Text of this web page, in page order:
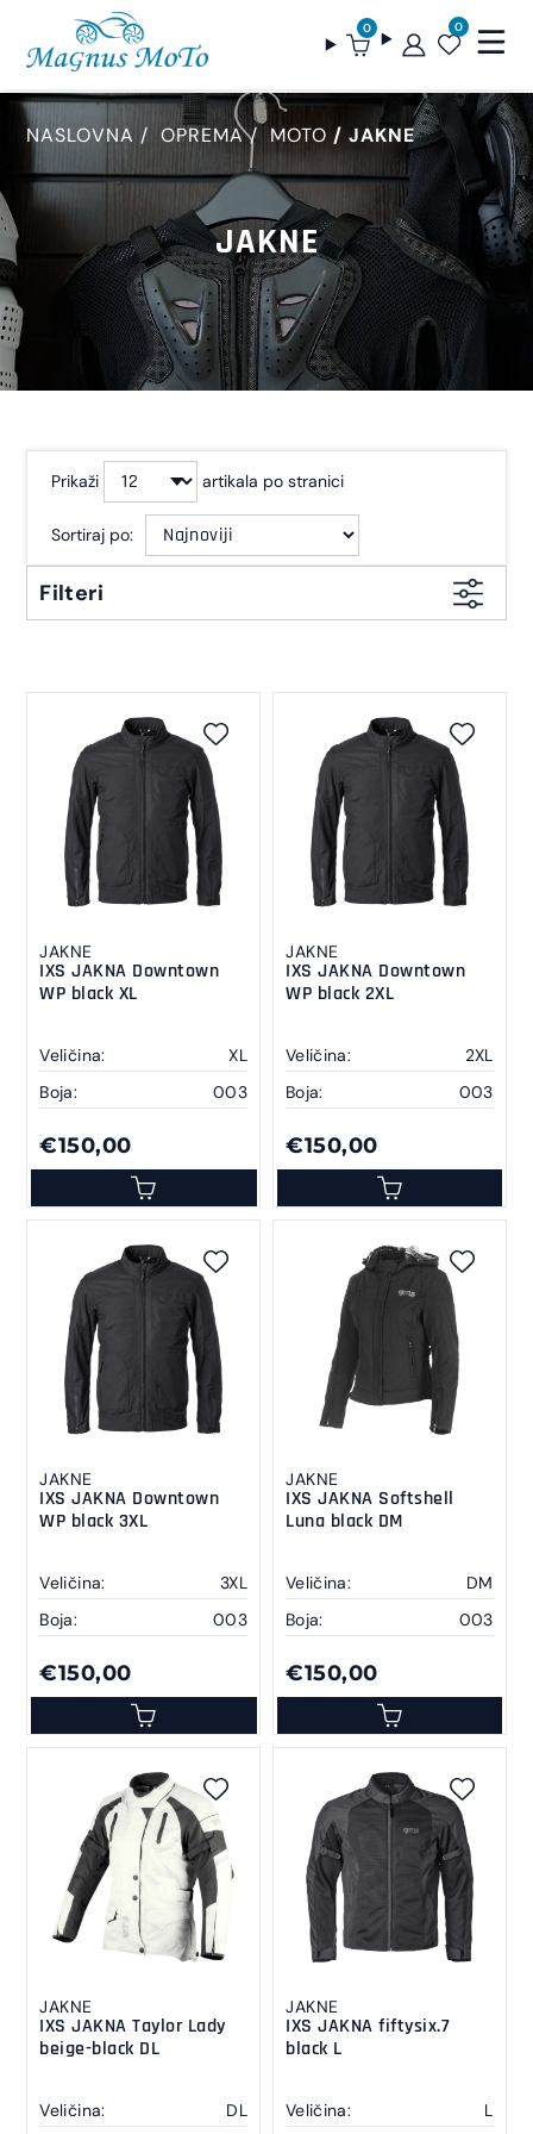
0 0
NASLOVNA OPREMA MOTO JAKNE
JAKNE
Prikaži artikala po stranici
Sortiraj po:
Filteri
JAKNE
IXS JAKNA Downtown
WP black XL
Veličina:
XL
Boja:
003
€150,00
JAKNE
IXS JAKNA Downtown
WP black 2XL
Veličina:
2XL
Boja:
003
€150,00
JAKNE
IXS JAKNA Downtown
WP black 3XL
Veličina:
3XL
Boja:
003
€150,00
JAKNE
IXS JAKNA Softshell
Luna black DM
Veličina:
DM
Boja:
003
€150,00
JAKNE
IXS JAKNA Taylor Lady
beige-black DL
Veličina: DL
JAKNE
IXS JAKNA fiftysix.7
black L
Veličina: L